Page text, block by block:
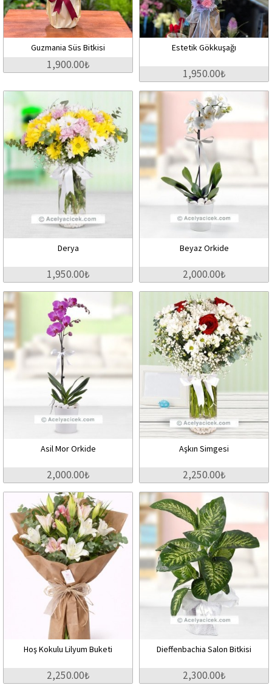
Guzmania Süs Bitkisi
1,900.00₺
Estetik Gökkuşağı
1,950.00₺
Derya
1,950.00₺
Beyaz Orkide
2,000.00₺
Asil Mor Orkide
2,000.00₺
Aşkın Simgesi
2,250.00₺
Hoş Kokulu Lilyum Buketi
2,250.00₺
Dieffenbachia Salon Bitkisi
2,300.00₺